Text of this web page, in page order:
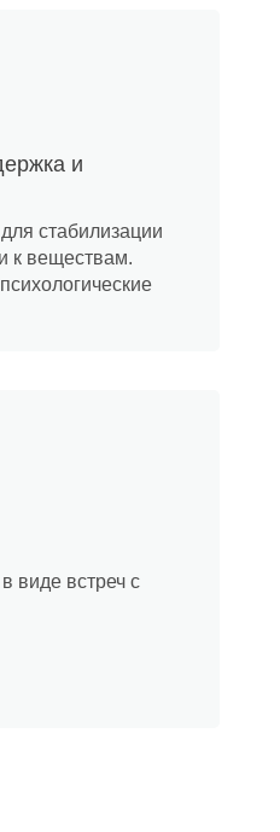
и
стабилизации
к веществам.
виде встреч с